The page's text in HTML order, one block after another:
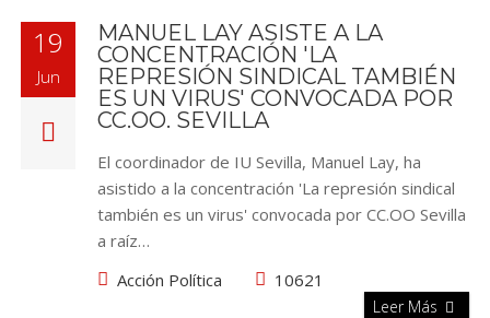
19
Jun
MANUEL LAY ASISTE A LA
CONCENTRACIÓN 'LA
REPRESIÓN SINDICAL TAMBIÉN
ES UN VIRUS' CONVOCADA POR
CC.OO. SEVILLA
El coordinador de IU Sevilla, Manuel Lay, ha
asistido a la concentración 'La represión sindical
también es un virus' convocada por CC.OO Sevilla
a raíz…
Acción Política
10621
Leer Más